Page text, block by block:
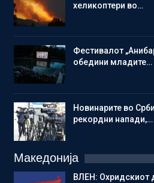
хеликоптери во…
Фестивалот
обедини младите…
Новинарите во
рекордни напади,…
Македонија
ВЛЕН: Охридскиот